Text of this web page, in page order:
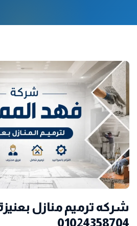
شركه ترميم منازل بعنيزة
01024358704